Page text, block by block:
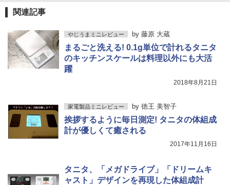
関連記事
やじうまミニレビュー by 藤原 大蔵
まるごと洗える! 0.1g単位で計れるタニタ
のキッチンスケールは料理以外にも大活
躍
2018年8月21日
家電製品ミニレビュー by 徳王 美智子
挨拶するように毎日測定! タニタの体組成
計が優しくて癒される
2017年11月16日
タニタ、「メガドライブ」「ドリームキ
ャスト」デザインを再現した体組成計